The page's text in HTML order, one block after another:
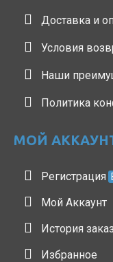
Доставка и
Условия
Наши
Политика
МОЙ
Регистрация
Мой Аккаунт
История
Избранное